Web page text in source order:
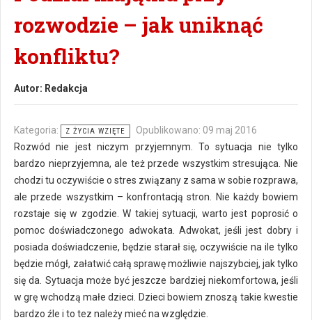
rozwodzie – jak uniknąć
konfliktu?
Autor: Redakcja
Kategoria: Z ŻYCIA WZIĘTE
Opublikowano: 09 maj 2016
Rozwód nie jest niczym przyjemnym. To sytuacja nie tylko
bardzo nieprzyjemna, ale też przede wszystkim stresująca. Nie
chodzi tu oczywiście o stres związany z sama w sobie rozprawa,
ale przede wszystkim – konfrontacją stron. Nie każdy bowiem
rozstaje się w zgodzie. W takiej sytuacji, warto jest poprosić o
pomoc doświadczonego adwokata. Adwokat, jeśli jest dobry i
posiada doświadczenie, będzie starał się, oczywiście na ile tylko
będzie mógł, załatwić całą sprawę możliwie najszybciej, jak tylko
się da. Sytuacja może być jeszcze bardziej niekomfortowa, jeśli
w grę wchodzą małe dzieci. Dzieci bowiem znoszą takie kwestie
bardzo źle i to tez należy mieć na względzie.